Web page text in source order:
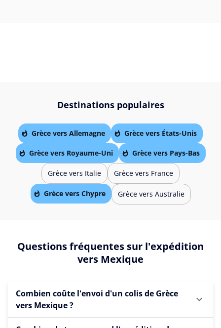
Destinations populaires
Grèce vers Allemagne Grèce vers États-Unis
Grèce vers Royaume-Uni Grèce vers Pays-Bas
Grèce vers Italie Grèce vers France
Grèce vers Chypre Grèce vers Australie
Questions fréquentes sur l'expédition
vers Mexique
Combien coûte l'envoi d'un colis de Grèce
vers Mexique ?